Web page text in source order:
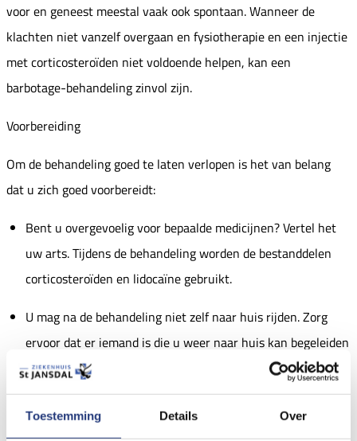
Toestemming Details Over
voor en geneest meestal vaak ook spontaan. Wanneer de
klachten niet vanzelf overgaan en fysiotherapie en een injectie
met corticosteroïden niet voldoende helpen, kan een
barbotage-behandeling zinvol zijn.
Voorbereiding
Om de behandeling goed te laten verlopen is het van belang
dat u zich goed voorbereidt:
Bent u overgevoelig voor bepaalde medicijnen? Vertel het
uw arts. Tijdens de behandeling worden de bestanddelen
corticosteroïden en lidocaïne gebruikt.
U mag na de behandeling niet zelf naar huis rijden. Zorg
ervoor dat er iemand is die u weer naar huis kan begeleiden
of maak gebruik van het openbaar vervoer.